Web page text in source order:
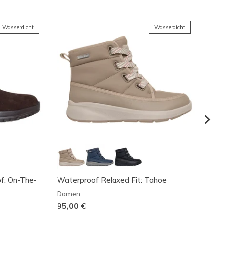
Wasserdicht
On-The-
Wasserdicht
Waterproof Relaxed Fit: Tahoe
Damen
95,00 €